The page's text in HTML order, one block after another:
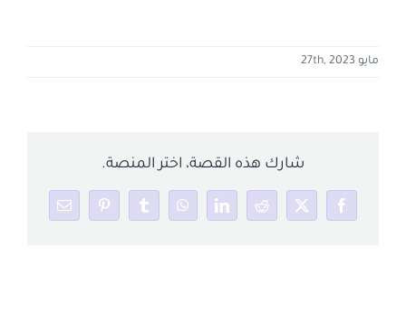
مايو 27th, 2023
شارك هذه القصة، اختر المنصة.
Facebook
X
Reddit
LinkedIn
WhatsApp
Tumblr
Pinterest
Email